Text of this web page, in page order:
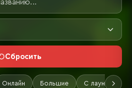
Сбросить
Онлайн Большие С лаунчером